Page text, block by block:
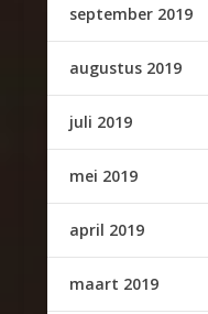
september 2019
augustus 2019
juli 2019
mei 2019
april 2019
maart 2019